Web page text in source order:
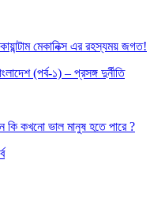
মেকানিক্স এর রহস্যময় জগত!
(পর্ব-১) – প্রসঙ্গ দুর্নীতি
কি কখনো ভাল মানুষ হতে পারে ?